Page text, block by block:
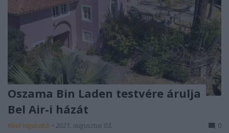
Oszama Bin Laden testvére árulja
Bel Air-i házát
Kívül tágasabb • 2021. augusztus 03. 0